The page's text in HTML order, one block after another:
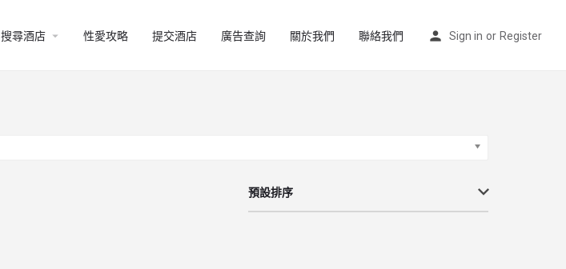
搜尋酒店 arrow_drop_down 性愛攻略 提交酒店 廣告查詢 關於我們 聯絡我們 Sign in or Register
預設排序